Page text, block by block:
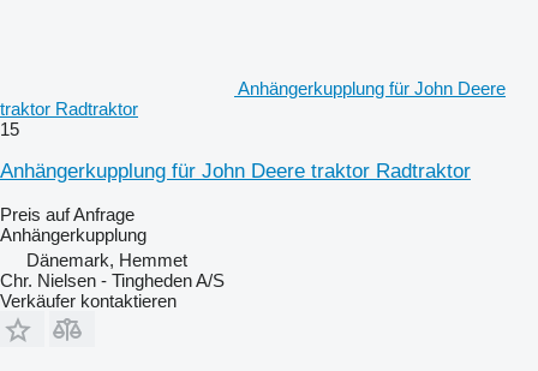
Anhängerkupplung für John Deere
traktor Radtraktor
15
Anhängerkupplung für John Deere traktor Radtraktor
Preis auf Anfrage
Anhängerkupplung
Dänemark, Hemmet
Chr. Nielsen - Tingheden A/S
Verkäufer kontaktieren